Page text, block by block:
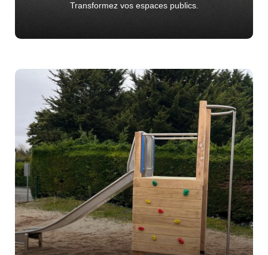
Transformez vos espaces publics.